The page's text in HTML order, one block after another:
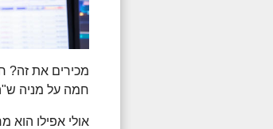
מכירים את זה?
חמה על מניה
אולי אפילו הוא